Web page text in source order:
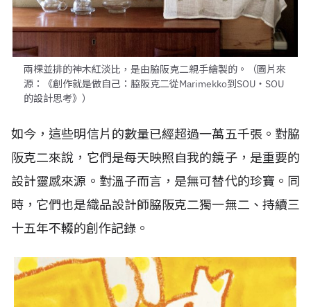
兩棵並排的神木紅淡比，是由脇阪克二親手繪製的。（圖片來
源：《創作就是做自己：脇阪克二從Marimekko到SOU・SOU
的設計思考》）
如今，這些明信片的數量已經超過一萬五千張。對脇
阪克二來說，它們是每天映照自我的鏡子，是重要的
設計靈感來源。對溫子而言，是無可替代的珍寶。同
時，它們也是織品設計師脇阪克二獨一無二、持續三
十五年不輟的創作記錄。